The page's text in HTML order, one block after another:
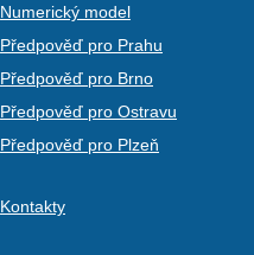
Numerický model
Předpověď pro Prahu
Předpověď pro Brno
Předpověď pro Ostravu
Předpověď pro Plzeň
Kontakty